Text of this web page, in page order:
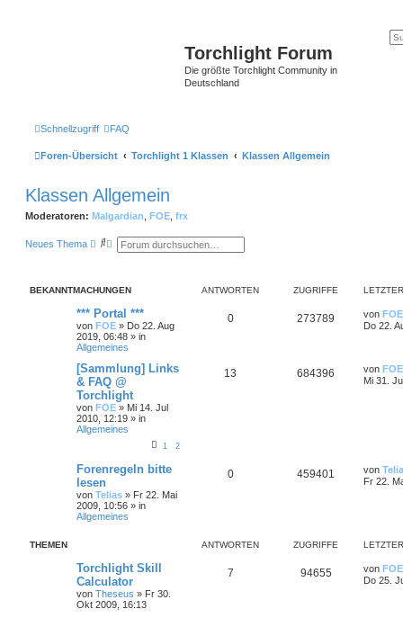
Torchlight Forum
Die größte Torchlight Community in
Deutschland
Schnellzugriff FAQ
Foren-Übersicht Torchlight 1 Klassen Klassen Allgemein
Klassen Allgemein
Moderatoren: Malgardian FOE frx
Neues Thema
S E
t
r
t
e
S
c
h
e
BEKANNTMACHUNGEN ANTWORTEN ZUGRIFFE
*** Portal ***
von FOE » Do 22. Aug
2019, 06:48 » in
Allgemeines
0 273789 von FOE
Do 22.
[Sammlung] Links
& FAQ @
Torchlight
von FOE » Mi 14. Jul
2010, 12:19 » in
Allgemeines
1 2
13 684396 von FOE
Mi 31.
Forenregeln bitte
lesen
von Telias » Fr 22. Mai
2009, 10:56 » in
Allgemeines
0 459401 von
Fr 22.
THEMEN ANTWORTEN ZUGRIFFE
Torchlight Skill
Calculator
von Theseus » Fr 30.
Okt 2009, 16:13
7 94655 von FOE
Do 25.